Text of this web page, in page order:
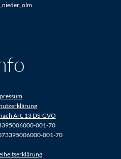
Art. 13 DS-GVO
001-70
001-70